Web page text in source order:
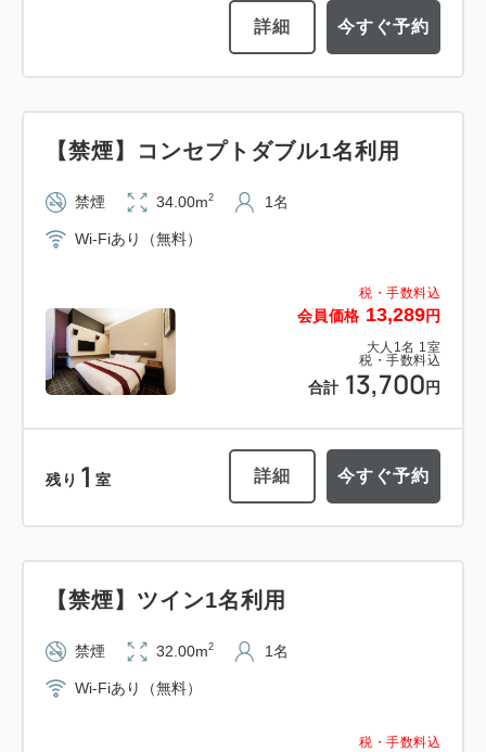
詳細 今すぐ予約
税・手数料込
会員価格 13,289円
大人 1名 1室
税・手数料込
合計 13,700 円
【禁煙】コンセプトダブル1名利用
禁煙 34.00m2 1名
Wi-Fiあり（無料）
残り 1 室 詳細 今すぐ予約
税・手数料込
【禁煙】ツイン1名利用
禁煙 32.00m2 1名
Wi-Fiあり（無料）